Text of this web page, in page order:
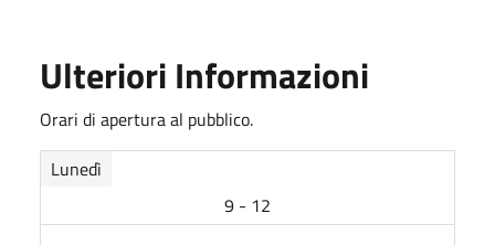
Ulteriori Informazioni
Orari di apertura al pubblico.
Lunedì
9 - 12